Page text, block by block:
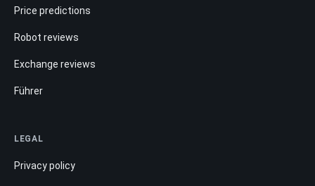
Price predictions
Robot reviews
Exchange reviews
Führer
LEGAL
Privacy policy